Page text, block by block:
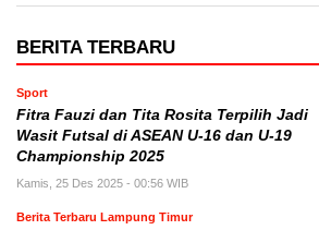
BERITA TERBARU
Sport
Fitra Fauzi dan Tita Rosita Terpilih Jadi
Wasit Futsal di ASEAN U-16 dan U-19
Championship 2025
Kamis, 25 Des 2025 - 00:56 WIB
Berita Terbaru Lampung Timur